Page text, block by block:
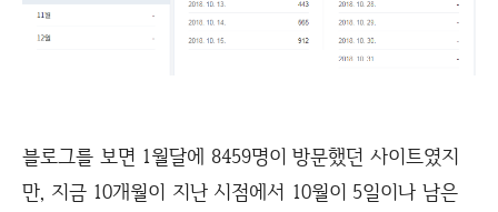
블로그를 보면 1월달에 8459명이 방문했던 사이트였지
만, 지금 10개월이 지난 시점에서 10월이 5일이나 남은